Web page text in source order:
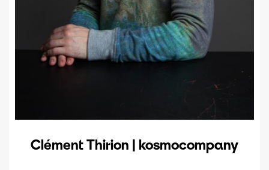
Clément Thirion | kosmocompany